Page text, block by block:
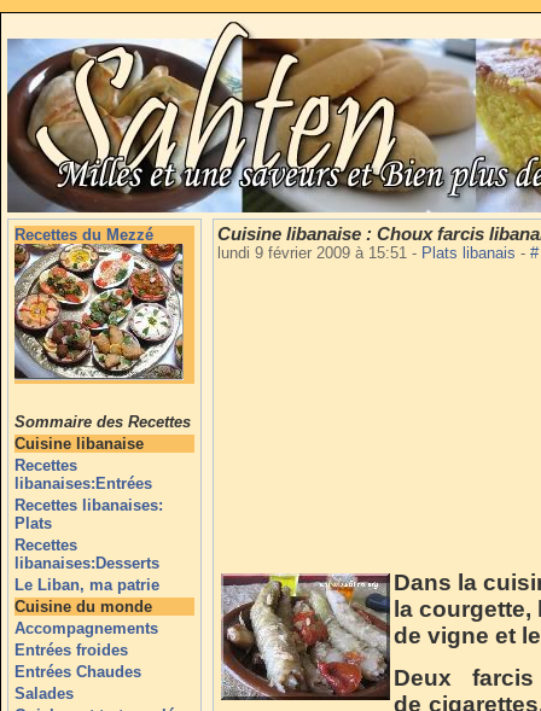
Recettes du Mezzé
Sommaire des Recettes
Cuisine libanaise
Recettes
libanaises:Entrées
Recettes libanaises:
Plats
Recettes
libanaises:Desserts
Le Liban, ma patrie
Cuisine du monde
Accompagnements
Entrées froides
Entrées Chaudes
Salades
Cuisine libanaise : Choux farcis
lundi 9 février 2009 à 15:51 - Plats libanais -
Dans la
la
de vigne et
Deux
de